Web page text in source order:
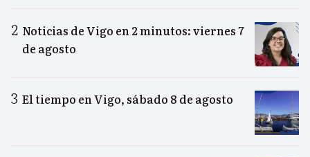
Noticias de Vigo en 2 minutos: viernes 7
de agosto
El tiempo en Vigo, sábado 8 de agosto